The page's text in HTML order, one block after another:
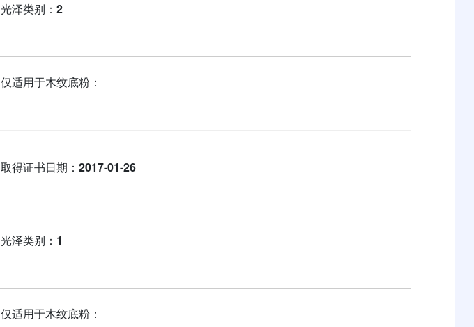
光泽类别：2
仅适用于木纹底粉：
取得证书日期：2017-01-26
光泽类别： 1
仅适用于木纹底粉：